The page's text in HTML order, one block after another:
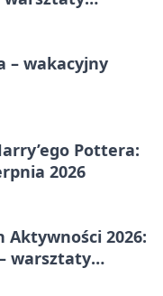
– wakacyjny
Pottera:
2026
Aktywności 2026:
warsztaty